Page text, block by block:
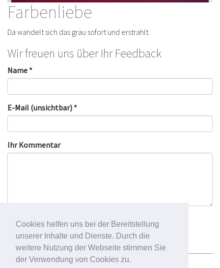
Cookies helfen uns bei der Bereitstellung
unserer Inhalte und Dienste. Durch die
weitere Nutzung der Webseite stimmen Sie
der Verwendung von Cookies zu.
Farbenliebe
Da wandelt sich das grau sofort und erstrahlt.
Wir freuen uns über Ihr Feedback
Name *
E-Mail (unsichtbar) *
Ihr Kommentar